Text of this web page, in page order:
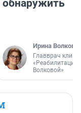
обнаружить
Ирина Волкова
Главврач
«Реабилитация
Волковой»